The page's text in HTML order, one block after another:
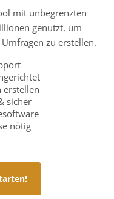
mit unbegrenzten
genutzt, um
zu erstellen.
erstellen
sicher
nötig